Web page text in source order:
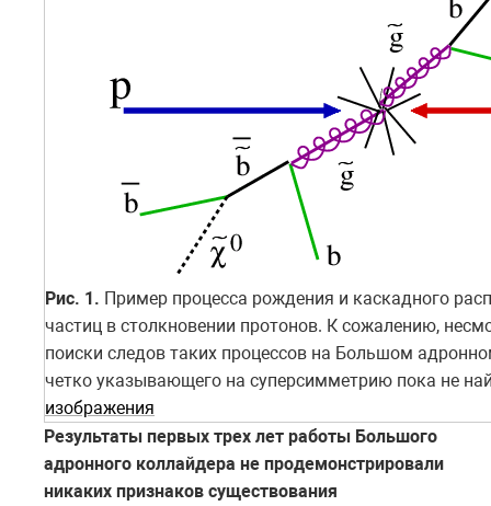
Рис. 1. Пример процесса рождения и каскадного
частиц в столкновении протонов. К сожалению,
поиски следов таких процессов на Большом
четко указывающего на суперсимметрию пока не
изображения
Результаты первых трех лет работы Большого
адронного коллайдера не продемонстрировали
никаких признаков существования